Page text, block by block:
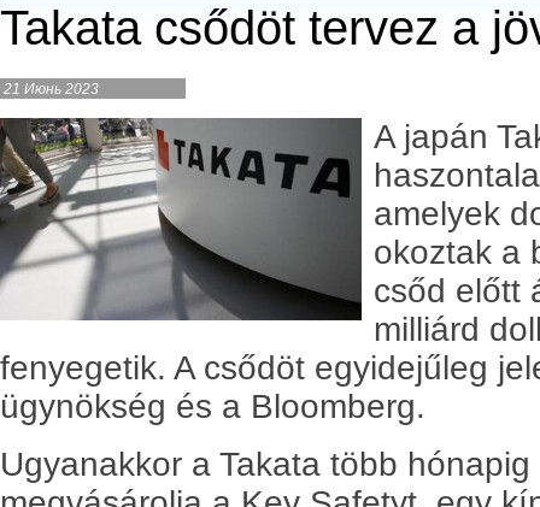
Takata csődöt tervez a
21 Июнь 2023
A japán
amelyek
okoztak a
csőd előtt
milliárd
fenyegetik. A csődöt egyidejűleg
ügynökség és a Bloomberg.
Ugyanakkor a Takata több